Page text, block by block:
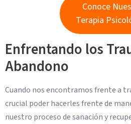
Conoce
Terapia
Enfrentando los
Abandono
Cuando nos encontramos frente a
crucial poder hacerles frente de
nuestro proceso de sanación y